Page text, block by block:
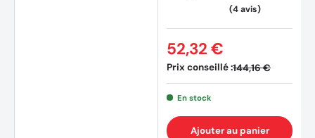
Prix conseillé :144,16 €
52,32 €
En stock
Ajouter au panier